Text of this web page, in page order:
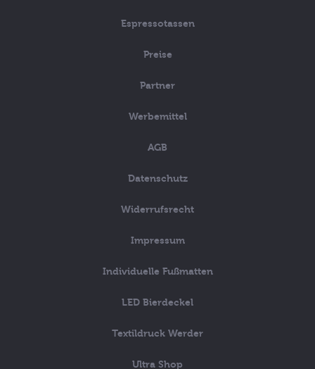
Espressotassen
Preise
Partner
Werbemittel
AGB
Datenschutz
Widerrufsrecht
Impressum
Individuelle Fußmatten
LED Bierdeckel
Textildruck Werder
Ultra Shop